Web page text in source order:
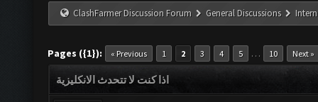
ClashFarmer Discussion Forum General Discussions
Pages ({1}): « Previous 1 2 3 4 5 … 10 Next »
اذا كنت لا تتحدث الانكليزية